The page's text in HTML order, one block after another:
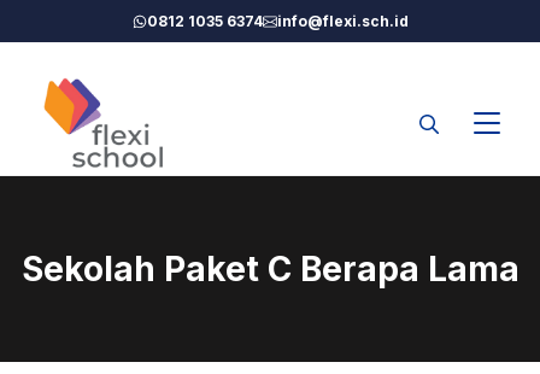
ke
0812 1035 6374 info@flexi.sch.id
Sekolah Paket C Berapa Lama